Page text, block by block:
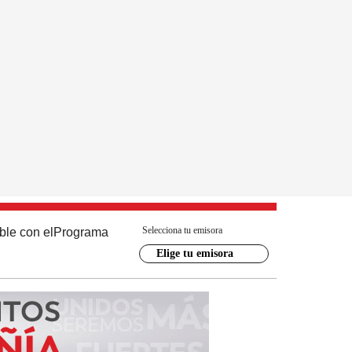
con el Programa Selecciona tu emisora
Elige tu emisora